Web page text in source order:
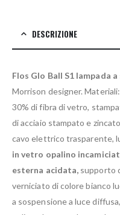
DESCRIZIONE
Flos Glo Ball S1 lampada
Morrison designer.
30% di fibra di vetro,
di acciaio stampato e
cavo elettrico trasparente,
in vetro opalino
esterna acidata, supporto
verniciato di colore bianco
a sospensione a luce